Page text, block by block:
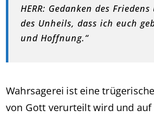
HERR: Gedanken des
des Unheils, dass ich euch
und Hoffnung.“
Wahrsagerei ist eine
von Gott verurteilt wird und auf